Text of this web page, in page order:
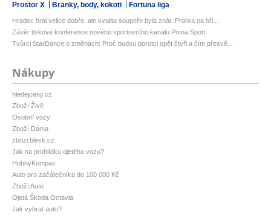
Prostor X Branky, body, kokoti Fortuna liga
Hradec hrál velice dobře, ale kvalita soupeře byla znát. Prohra na hři...
Závěr tiskové konference nového sportovního kanálu Prima Sport
Tvůrci StarDance o změnách: Proč budou porotci opět čtyři a čím přesvě...
Nákupy
hledejceny.cz
Zboží Živě
Osobní vozy
Zboží Dáma
zbozi.blesk.cz
Jak na prohlídku ojetého vozu?
HobbyKompas
Auto pro začátečníka do 100 000 Kč
Zboží Auto
Ojetá Škoda Octavia
Jak vybrat auto?